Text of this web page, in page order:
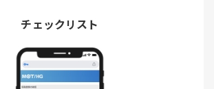
チェックリスト